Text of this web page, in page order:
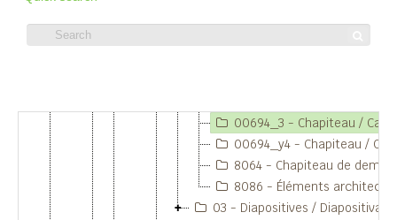
00694_3 - Chapiteau / Capitel.
00694_y4 - Chapiteau / Capitel.
8064 - Chapiteau de demi-colonne trouvé dans l'area du macellum.
8086 - Éléments architectoniques/Elementos arquitectónicos.
03 - Diapositives / Diapositivas